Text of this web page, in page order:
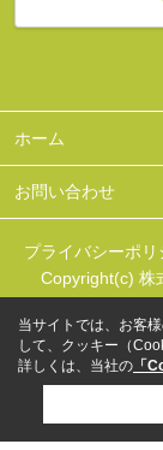
ホーム
お問い合わせ
プライバシーポリ
Copyright(c) 株
当サイトでは、お客
して、クッキー（
詳しくは、当社の 「